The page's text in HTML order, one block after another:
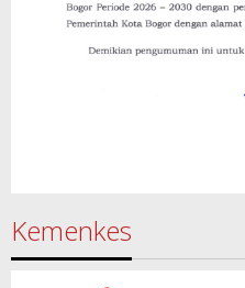
Kemenkes